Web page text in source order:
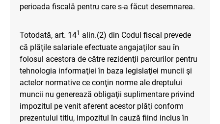
perioada fiscală pentru care s-a făcut desemnarea.
Totodată, art. 141 alin.(2) din Codul fiscal prevede
că plăţile salariale efectuate angajaţilor sau în
folosul acestora de către rezidenţii parcurilor pentru
tehnologia informaţiei în baza legislaţiei muncii şi
actelor normative ce conţin norme ale dreptului
muncii nu generează obligaţii suplimentare privind
impozitul pe venit aferent acestor plăţi conform
prezentului titlu, impozitul în cauză fiind inclus în